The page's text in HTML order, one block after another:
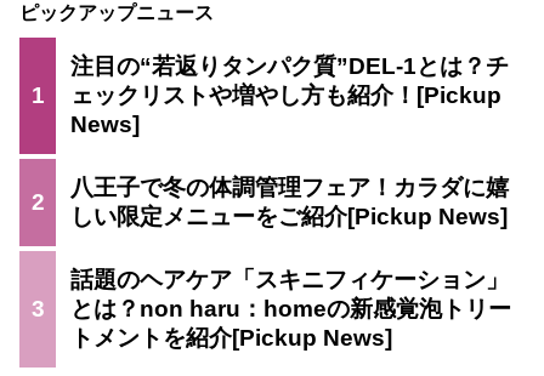
ピックアップニュース
1
注目の“若返りタンパク質”DEL-1とは？チ
ェックリストや増やし方も紹介！
2
八王子で冬の体調管理フェア！カラダに嬉
しい限定メニューをご紹介
3
話題のヘアケア「スキニフィケーション」
とは？non haru：homeの新感覚泡トリー
トメントを紹介